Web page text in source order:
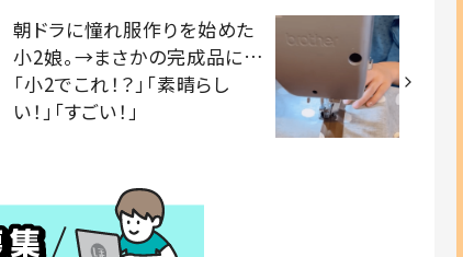
朝ドラに憧れ服作りを始めた
小2娘。→まさかの完成品に…
「小2でこれ！？」「素晴らし
い！」「すごい！」